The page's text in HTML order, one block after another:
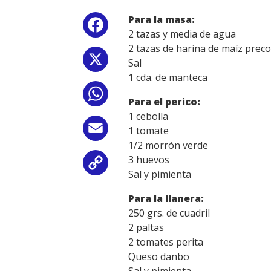
Facebook
WhatsApp
Email
Copy
Para la masa:
2 tazas y media de agua
2 tazas de harina de maíz
Sal
1 cda. de manteca
Para el perico:
1 cebolla
1 tomate
1/2 morrón verde
3 huevos
Sal y pimienta
Para la llanera:
250 grs. de cuadril
2 paltas
2 tomates perita
Queso danbo